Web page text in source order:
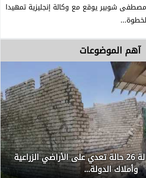
مصطفى شوبير يوقع مع وكالة إنجليزية تمهيدا
لخطوة...
آهم الموضوعات
محافظ أسيوط : إزالة 26 حالة تعدي على الأراضي الزراعية
وأملاك الدولة...